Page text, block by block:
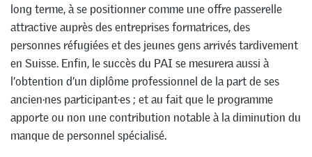
long terme, à se positionner comme une offre passerelle
attractive auprès des entreprises formatrices, des
personnes réfugiées et des jeunes gens arrivés tardivement
en Suisse. Enfin, le succès du PAI se mesurera aussi à
l’obtention d’un diplôme professionnel de la part de ses
ancien·nes participant·es ; et au fait que le programme
apporte ou non une contribution notable à la diminution du
manque de personnel spécialisé.